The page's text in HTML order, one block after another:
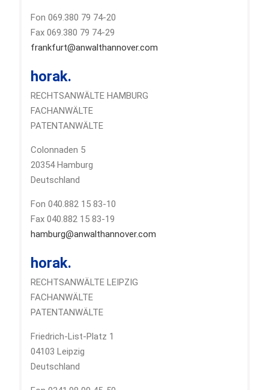
Fon 069.380 79 74-20
Fax 069.380 79 74-29
frankfurt@anwalthannover.com
horak.
RECHTSANWÄLTE HAMBURG
FACHANWÄLTE
PATENTANWÄLTE
Colonnaden 5
20354 Hamburg
Deutschland
Fon 040.882 15 83-10
Fax 040.882 15 83-19
hamburg@anwalthannover.com
horak.
RECHTSANWÄLTE LEIPZIG
FACHANWÄLTE
PATENTANWÄLTE
Friedrich-List-Platz 1
04103 Leipzig
Deutschland